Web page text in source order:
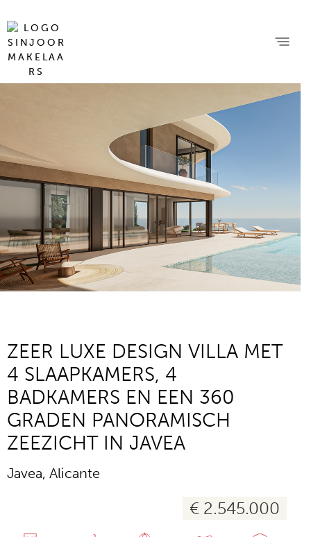
9 foto's
ZEER LUXE DESIGN VILLA MET
4 SLAAPKAMERS, 4
BADKAMERS EN EEN 360
GRADEN PANORAMISCH
ZEEZICHT IN JAVEA
Javea, Alicante
€ 2.545.000